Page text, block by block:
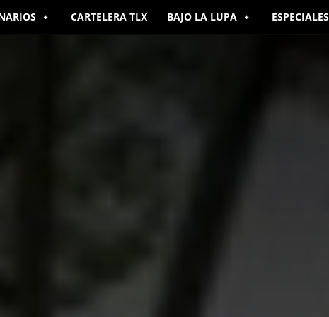
CARTELERA TLX BAJO LA LUPA ESPECIALES